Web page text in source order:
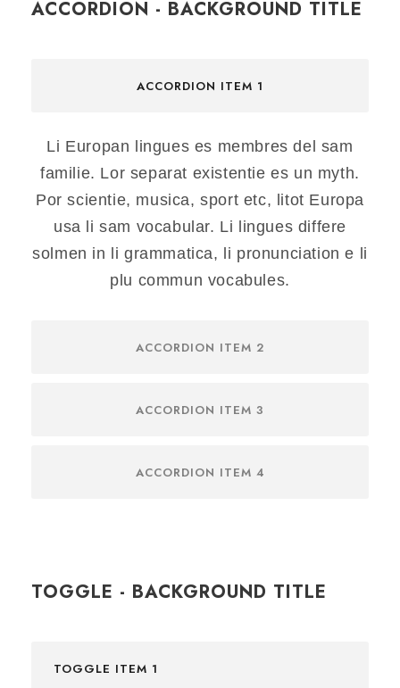
ACCORDION - BACKGROUND TITLE
ACCORDION ITEM 1
Li Europan lingues es membres del sam
familie. Lor separat existentie es un myth.
Por scientie, musica, sport etc, litot Europa
usa li sam vocabular. Li lingues differe
solmen in li grammatica, li pronunciation e li
plu commun vocabules.
ACCORDION ITEM 2
ACCORDION ITEM 3
ACCORDION ITEM 4
TOGGLE - BACKGROUND TITLE
TOGGLE ITEM 1